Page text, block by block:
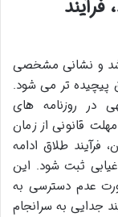
و نشانی مشخصی
پیچیده تر می شود.
در روزنامه های
قانونی از زمان
طلاق ادامه
ثبت شود. این
عدم دسترسی به
جدایی به سرانجام